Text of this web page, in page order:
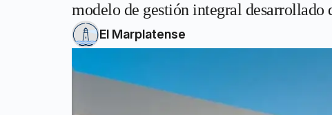
modelo de gestión integral
El Marplatense